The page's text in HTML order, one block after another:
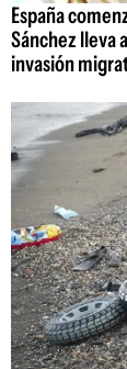
España
Sánchez lleva
invasión